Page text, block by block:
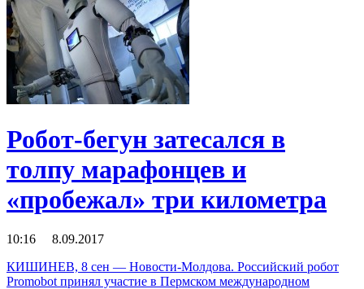
Робот-бегун затесался в
толпу марафонцев и
«пробежал» три километра
10:16 8.09.2017
КИШИНЕВ, 8 сен — Новости-Молдова. Российский робот
Promobot принял участие в Пермском международном